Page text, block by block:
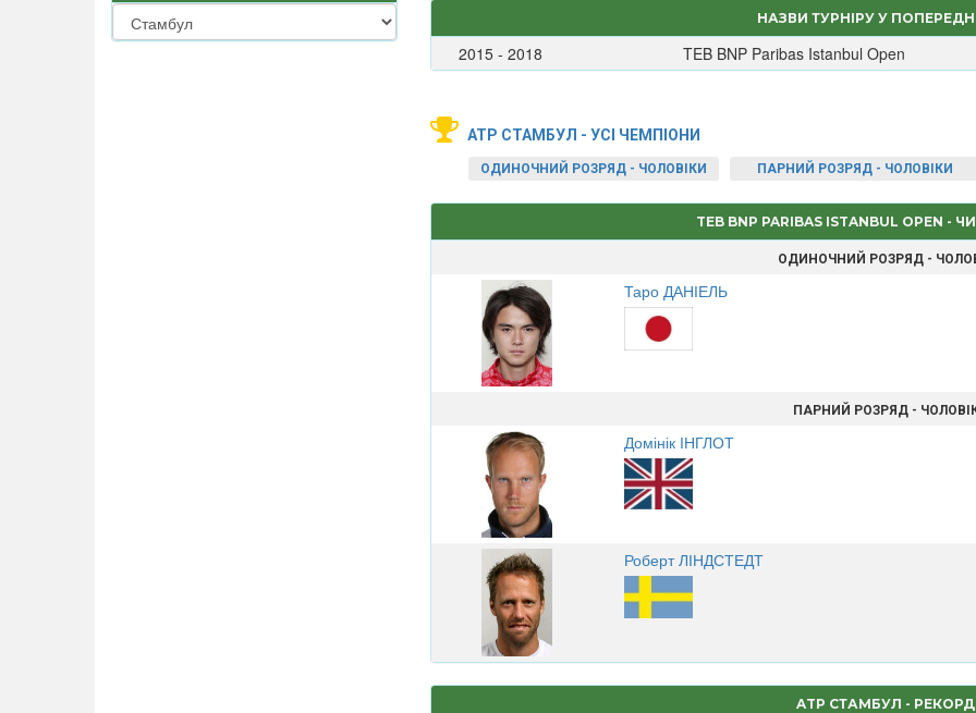
НАЗВИ ТУРНІРУ У
2015 - 2018 TEB BNP Paribas Istanbul Open
ATP СТАМБУЛ - УСІ ЧЕМПІОНИ
ОДИНОЧНИЙ РОЗРЯД - ЧОЛОВІКИ ПАРНИЙ РОЗРЯД - ЧОЛОВІКИ
TEB BNP PARIBAS ISTANBUL OPEN -
ОДИНОЧНИЙ РОЗРЯД -
Таро ДАНІЕЛЬ
ПАРНИЙ РОЗРЯД -
Домінік ІНГЛОТ
Роберт ЛІНДСТЕДТ
ATP СТАМБУЛ -